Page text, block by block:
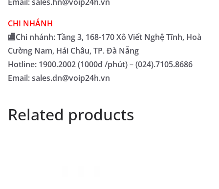
CHI NHÁNH
🏬Chi nhánh: Tầng 3, 168-170 Xô Viết Nghệ Tĩnh, Hoà
Cường Nam, Hải Châu, TP. Đà Nẵng
Hotline: 1900.2002 (1000đ /phút) – (024).7105.8686
Email: sales.dn@voip24h.vn
Related products